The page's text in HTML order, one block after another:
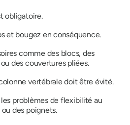
obligatoire.
et bougez en conséquence.
comme des blocs, des
des couvertures pliées.
vertébrale doit être évité.
problèmes de flexibilité au
des poignets.